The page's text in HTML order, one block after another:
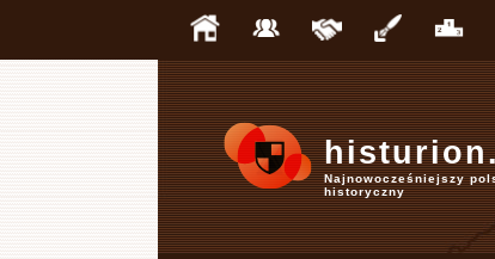
Najnowocześniejszy
historyczny